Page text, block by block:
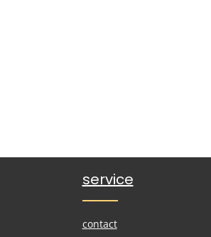
service
contact